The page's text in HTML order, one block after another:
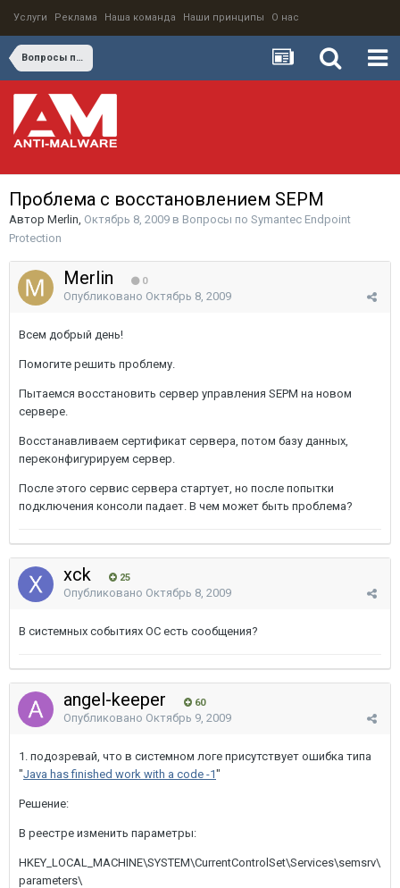
Услуги Реклама Наша команда Наши принципы О нас
Вопросы по Symantec Endpoint Protection
Проблема с восстановлением SEPM
Автор Merlin, Октябрь 8, 2009 в Вопросы по Symantec Endpoint
Protection
Merlin 0
Опубликовано Октябрь 8, 2009
Всем добрый день!
Помогите решить проблему.
Пытаемся восстановить сервер управления SEPM на новом
сервере.
Восстанавливаем сертификат сервера, потом базу данных,
переконфигурируем сервер.
После этого сервис сервера стартует, но после попытки
подключения консоли падает. В чем может быть проблема?
xck 25
Опубликовано Октябрь 8, 2009
В системных событиях ОС есть сообщения?
angel-keeper 60
Опубликовано Октябрь 9, 2009
1. подозревай, что в системном логе присутствует ошибка типа
"Java has finished work with a code -1"
Решение:
В реестре изменить параметры:
HKEY_LOCAL_MACHINE\SYSTEM\CurrentControlSet\Services\semsrv\
parameters\